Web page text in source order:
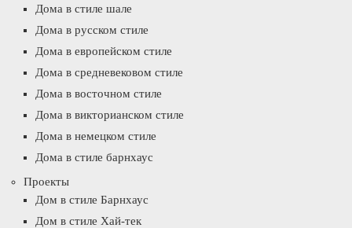
Дома в стиле шале
Дома в русском стиле
Дома в европейском стиле
Дома в средневековом стиле
Дома в восточном стиле
Дома в викторианском стиле
Дома в немецком стиле
Дома в стиле барнхаус
Проекты
Дом в стиле Барнхаус
Дом в стиле Хай-тек